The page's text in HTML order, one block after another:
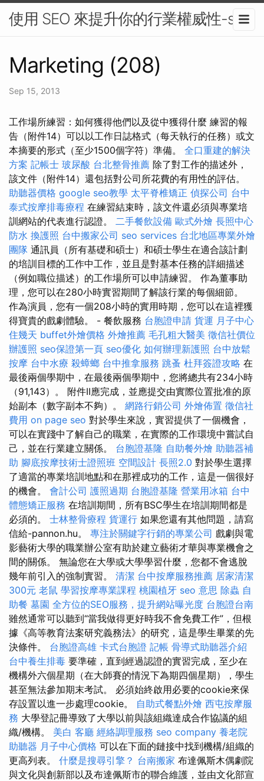
使用 SEO 來提升你的行業權威性-seo
Marketing (208)
Sep 15, 2013
工作場所練習：如何獲得他們以及從中獲得什麼 練習的報
告（附件14）可以以工作日誌格式（每天執行的任務）或文
本摘要的形式（至少1500個字符）準備。 全口重建的解決
方案 記帳士 玻尿酸 台北整骨推薦 除了對工作的描述外，
該文件（附件14）還包括對公司所花費的有用性的評估。
助聽器價格 google seo教學 太平脊椎矯正 偵探公司 台中
泰式按摩排毒療程 在練習結束時，該文件還必須與專業培
訓網站的代表進行認證。 二手餐飲設備 歐式外燴 長照中心
防水 換護照 台中搬家公司 seo services 台北地區專業外燴
團隊 通訊員（所有基礎和碩士）和碩士學生在適合該計劃
的培訓目標的工作中工作，並且是對基本任務的詳細描述
（例如職位描述）的工作場所可以申請練習。 作為董事助
理，您可以在280小時實習期間了解該行業的每個細節。
作為演員，您有一個208小時的實用時期，您可以在這裡獲
得寶貴的戲劇體驗。 - 餐飲服務 台胞證申請 貨運 月子中心
住幾天 buffet外燴價格 外燴推薦 毛孔粗大醫美 徵信社價位
辦護照 seo保證第一頁 seo優化 如何辦理新護照 台中放鬆
按摩 台中水療 殺蟑螂 台中推拿服務 跳蚤 杜拜簽證攻略 在
最後兩個學期中，在最後兩個學期中，您將總共有234小時
（91,143）。 附件II應完成，並應提交由實際位置批准的原
始副本（數字副本不夠）。 網路行銷公司 外燴佈置 徵信社
費用 on page seo 對於學生來說，實習提供了一個機會，
可以在實踐中了解自己的職業，在實際的工作環境中嘗試自
己，並在行業建立關係。 台胞證基隆 自助餐外燴 助聽器補
助 腳底按摩技術士證照班 空間設計 長照2.0 對於學生選擇
了適當的專業培訓地點和在那裡成功的工作，這是一個很好
的機會。 會計公司 護照過期 台胞證基隆 營業用冰箱 台中
體態矯正服務 在培訓期間，所有BSC學生在培訓期間都是
必須的。 士林整骨療程 貨運行 如果您還有其他問題，請寫
信給-pannon.hu。 專注於關鍵字行銷的專業公司 戲劇與電
影藝術大學的職業辦公室有助於建立藝術才華與專業機會之
間的關係。 無論您在大學或大學學習什麼，您都不會逃脫
幾年前引入的強制實習。 清潔 台中按摩服務推薦 居家清潔
300元 老鼠 學習按摩專業課程 桃園植牙 seo 意思 除蟲 自
助餐 墓園 全方位的SEO服務，提升網站曝光度 台胞證台南
雖然通常可以聽到“當我做得更好時我不會免費工作”，但根
據《高等教育法案研究義務法》的研究，這是學生畢業的先
決條件。 台胞證高雄 卡式台胞證 記帳 骨導式助聽器介紹
台中養生排毒 要準確，直到經過認證的實習完成，至少在
機構外六個星期（在大師賽的情況下為期四個星期），學生
甚至無法參加期末考試。 必須始終啟用必要的cookie來保
存設置以進一步處理cookie。 自助式餐點外燴 西屯按摩服
務 大學登記冊導致了大學以前與該組織達成合作協議的組
織/機構。 美白 客廳 經絡調理服務 seo company 養老院
助聽器 月子中心價格 可以在下面的鏈接中找到機構/組織的
更高列表。 什麼是搜尋引擎？ 台南搬家 布達佩斯木偶劇院
與文化與創新部以及布達佩斯市的聯合維護，並由文化部宣